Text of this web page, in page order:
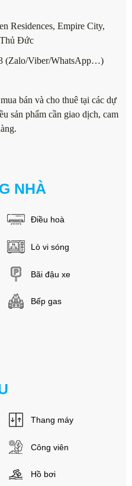
Residences, Empire City,
Đức
(Zalo/Viber/WhatsApp…)
bán và cho thuê tại các dự
sản phẩm cần giao dịch, cam
NHÀ
Điều hoà
Lò vi sóng
Bãi đậu xe
Bếp gas
Thang máy
Công viên
Hồ bơi